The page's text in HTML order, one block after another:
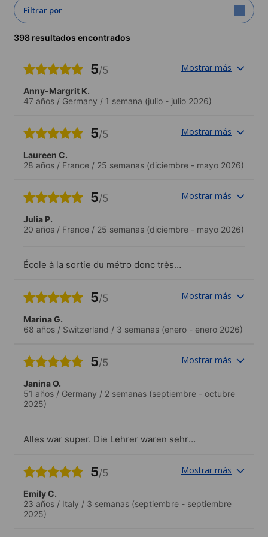
Filtrar por
398 resultados encontrados
5/5 Mostrar más
Anny-Margrit K.
47 años / Germany / 1 semana (julio - julio 2026)
5/5 Mostrar más
Laureen C.
28 años / France / 25 semanas (diciembre - mayo 2026)
5/5 Mostrar más
Julia P.
20 años / France / 25 semanas (diciembre - mayo 2026)
École à la sortie du métro donc très
5/5 Mostrar más
Marina G.
68 años / Switzerland / 3 semanas (enero - enero 2026)
5/5 Mostrar más
Janina O.
51 años / Germany / 2 semanas (septiembre - octubre
2025)
Alles war super. Die Lehrer waren sehr
5/5 Mostrar más
Emily C.
23 años / Italy / 3 semanas (septiembre - septiembre
2025)